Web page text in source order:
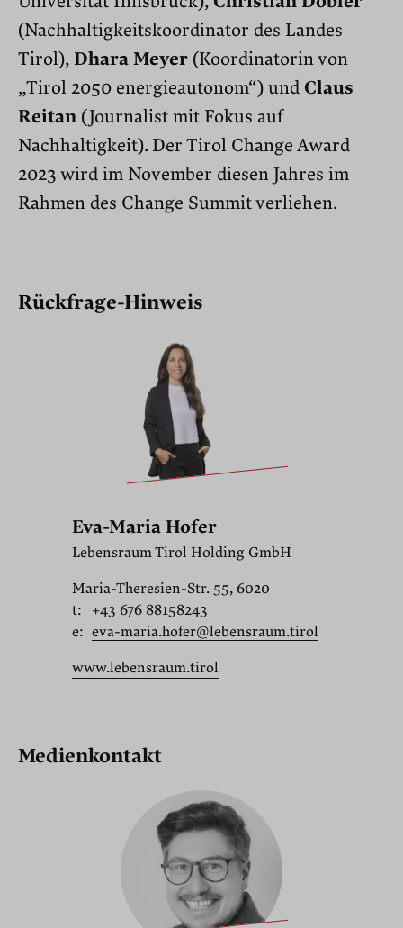
(Nachhaltigkeitskoordinator des Landes
Tirol), Dhara Meyer (Koordinatorin von
„Tirol 2050 energieautonom“) und Claus
Reitan (Journalist mit Fokus auf
Nachhaltigkeit). Der Tirol Change Award
2023 wird im November diesen Jahres im
Rahmen des Change Summit verliehen.
Rückfrage-Hinweis
Eva-Maria Hofer
Lebensraum Tirol Holding GmbH
Maria-Theresien-Str. 55, 6020
t:
+43 676 88158243
e: eva-maria.hofer@lebensraum.tirol
www.lebensraum.tirol
Medienkontakt